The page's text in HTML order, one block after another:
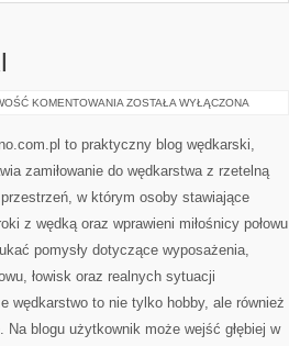
KOMENTOWANIA KALENDARZ
ZOSTAŁA WYŁĄCZONA
to praktyczny blog wędkarski,
zamiłowanie do wędkarstwa z rzetelną
w którym osoby stawiające
z wędką oraz wprawieni miłośnicy połowu
pomysły dotyczące wyposażenia,
łowisk oraz realnych sytuacji
wędkarstwo to nie tylko hobby, ale również
blogu użytkownik może wejść głębiej w